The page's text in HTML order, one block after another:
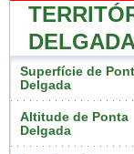
Superfície de
Delgada
Altitude de Ponta
Delgada